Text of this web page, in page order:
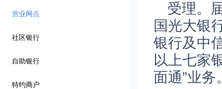
营业网点
社区银行
自助银行
特约商户
受理。
国光大银
银行及中
以上七家
面通”业务